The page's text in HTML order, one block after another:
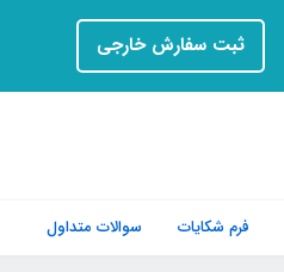
ثبت سفارش خارجی
فرم‌ شکایات سوالات متداول